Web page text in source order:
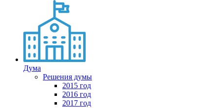
Дума
Решения думы
2015 год
2016 год
2017 год